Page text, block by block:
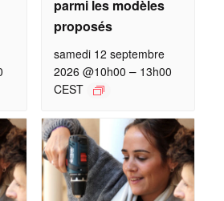
parmi les modèles
proposés
samedi 12 septembre
2026 @10h00 – 13h00
CEST